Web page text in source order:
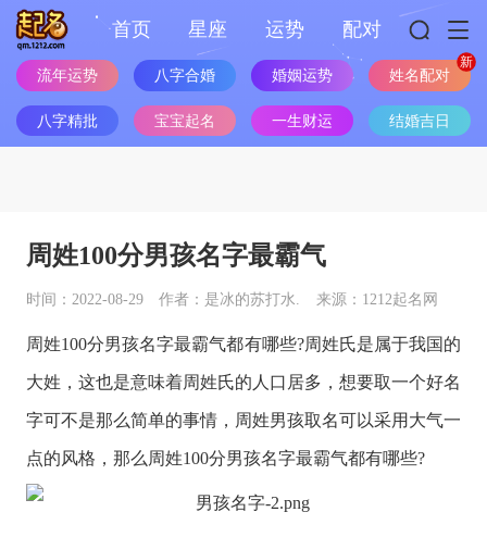
首页 星座 运势 配对
流年运势 八字合婚 婚姻运势 姓名配对
八字精批 宝宝起名 一生财运 结婚吉日
周姓100分男孩名字最霸气
时间：2022-08-29 作者：是冰的苏打水. 来源：1212起名网
周姓100分男孩名字最霸气都有哪些?周姓氏是属于我国的
大姓，这也是意味着周姓氏的人口居多，想要取一个好名
字可不是那么简单的事情，周姓男孩取名可以采用大气一
点的风格，那么周姓100分男孩名字最霸气都有哪些?